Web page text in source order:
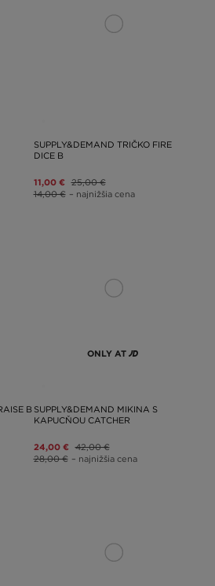
SUPPLY&DEMAND TRIČKO FIRE
DICE B
11,00 € 25,00 €
14,00 € – najnižšia cena
B
ONLY AT
SUPPLY&DEMAND MIKINA S
KAPUCŇOU CATCHER
24,00 € 42,00 €
28,00 € – najnižšia cena